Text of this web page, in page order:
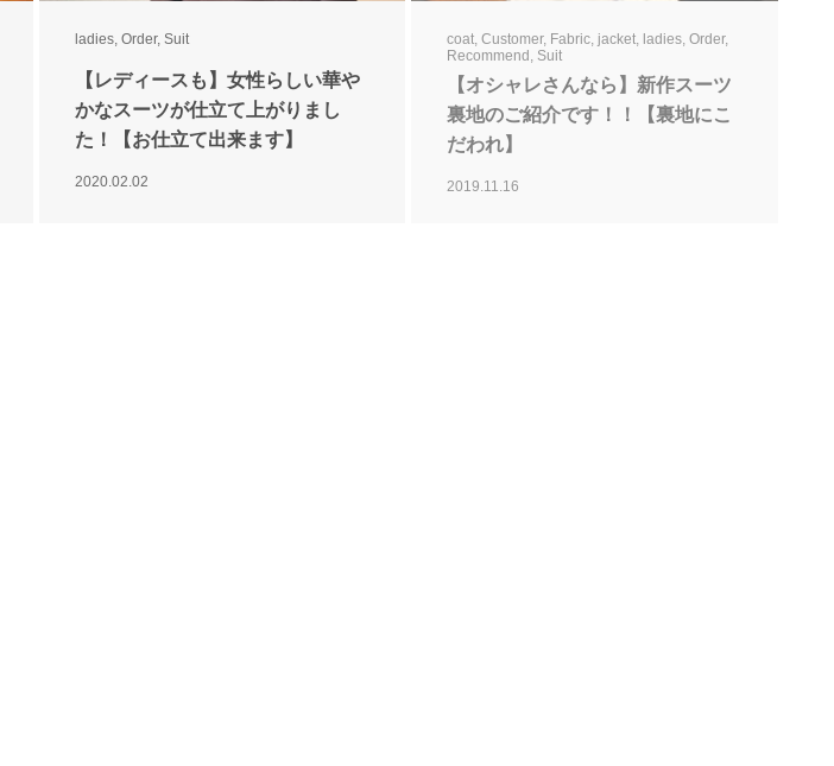
ladies, Order, Suit
【レディースも】女性らしい華や
かなスーツが仕立て上がりまし
た！【お仕立て出来ます】
2020.02.02
coat,Customer, Fabric, jacket, ladies,Order,
Recommend , Suit
【オシャレさんなら】新作スーツ
裏地のご紹介です！！【裏地にこ
だわれ】
2019.11.16